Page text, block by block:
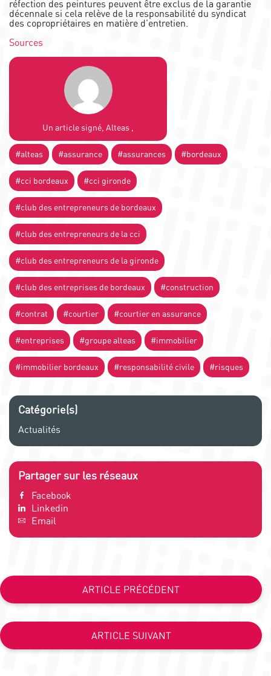
réfection des peintures peuvent être exclus de la garantie
décennale si cela relève de la responsabilité du syndicat
des copropriétaires en matière d’entretien.
Sources
Un article signé, Alteas ,
#alteas #assurance #assurances #bordeaux
#cci bordeaux #cci gironde
#club des entrepreneurs de bordeaux
#club des entrepreneurs de la cci
#club des entrepreneurs de la gironde
#club des entreprises de bordeaux #construction
#contrat #courtier #courtier en assurance
#entreprises #groupe alteas #immobilier
#immobilier bordeaux #responsabilité civile #risques
Catégorie(s)
Actualités
Partager sur les réseaux
Facebook
Linkedin
Email
ARTICLE PRÉCÉDENT
ARTICLE SUIVANT